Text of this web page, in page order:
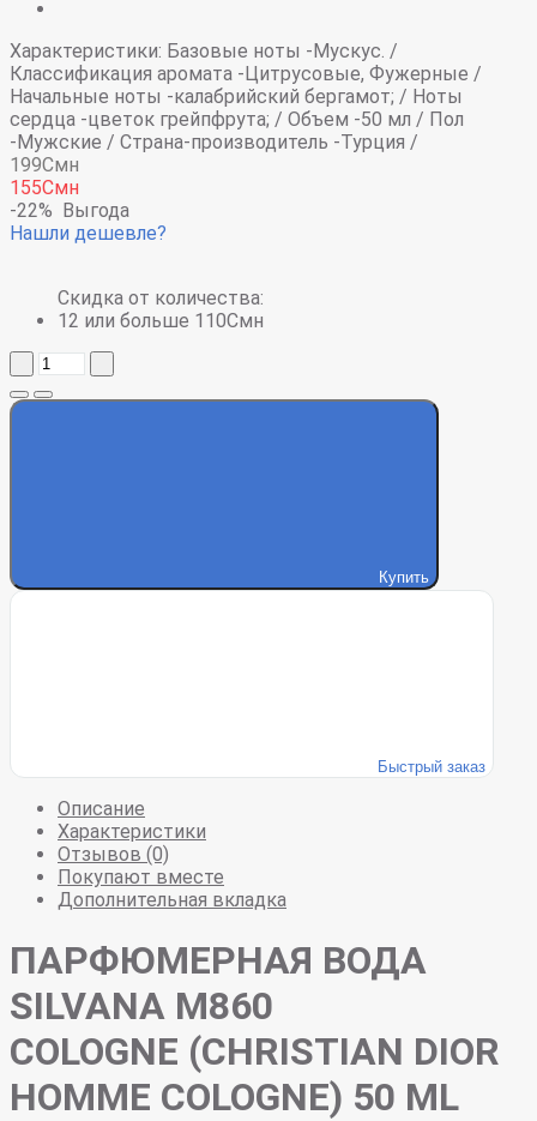
Характеристики: Базовые ноты -Мускус. /
Классификация аромата -Цитрусовые, Фужерные /
Начальные ноты -калабрийский бергамот; / Ноты
сердца -цветок грейпфрута; / Объем -50 мл / Пол
-Мужские / Страна-производитель -Турция /
199Смн
155Смн
-22% Выгода
Нашли дешевле?
Скидка от количества:
12 или больше 110Смн
Купить
Быстрый заказ
Описание
Характеристики
Отзывов (0)
Покупают вместе
Дополнительная вкладка
ПАРФЮМЕРНАЯ ВОДА
SILVANA M860
COLOGNE (CHRISTIAN DIOR
HOMME COLOGNE) 50 ML